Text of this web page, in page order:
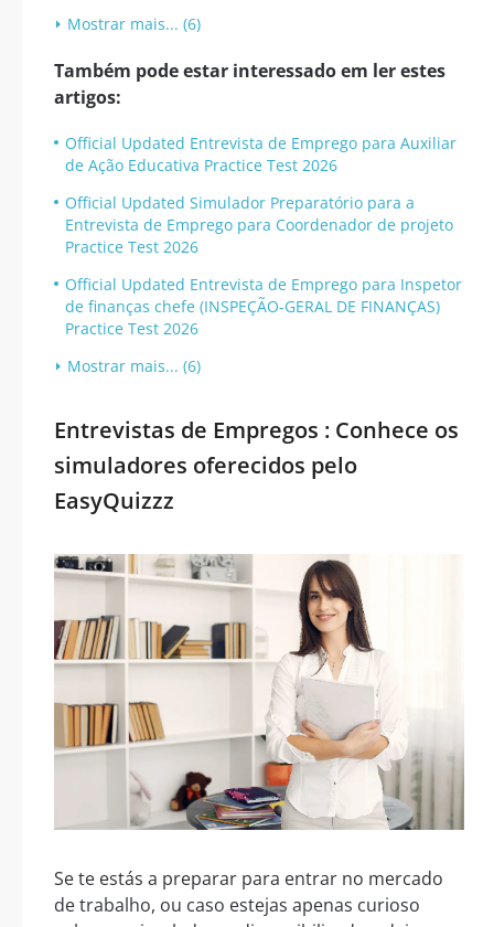
Mostrar mais... (6)
Também pode estar interessado em ler estes
artigos:
Official Updated Entrevista de Emprego para Auxiliar
de Ação Educativa Practice Test 2026
Official Updated Simulador Preparatório para a
Entrevista de Emprego para Coordenador de projeto
Practice Test 2026
Official Updated Entrevista de Emprego para Inspetor
de finanças chefe (INSPEÇÃO-GERAL DE FINANÇAS)
Practice Test 2026
Mostrar mais... (6)
Entrevistas de Empregos : Conhece os
simuladores oferecidos pelo
EasyQuizzz
Se te estás a preparar para entrar no mercado
de trabalho, ou caso estejas apenas curioso